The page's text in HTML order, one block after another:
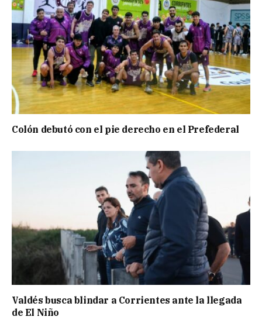
Colón debutó con el pie derecho en el Prefederal
Valdés busca blindar a Corrientes ante la llegada
de El Niño